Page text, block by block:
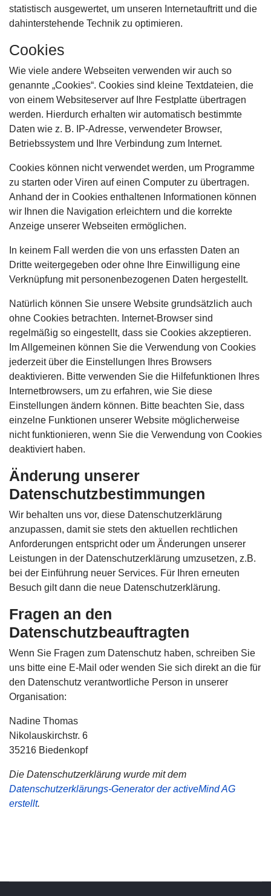
statistisch ausgewertet, um unseren Internetauftritt und die
dahinterstehende Technik zu optimieren.
Cookies
Wie viele andere Webseiten verwenden wir auch so
genannte „Cookies“. Cookies sind kleine Textdateien, die
von einem Websiteserver auf Ihre Festplatte übertragen
werden. Hierdurch erhalten wir automatisch bestimmte
Daten wie z. B. IP-Adresse, verwendeter Browser,
Betriebssystem und Ihre Verbindung zum Internet.
Cookies können nicht verwendet werden, um Programme
zu starten oder Viren auf einen Computer zu übertragen.
Anhand der in Cookies enthaltenen Informationen können
wir Ihnen die Navigation erleichtern und die korrekte
Anzeige unserer Webseiten ermöglichen.
In keinem Fall werden die von uns erfassten Daten an
Dritte weitergegeben oder ohne Ihre Einwilligung eine
Verknüpfung mit personenbezogenen Daten hergestellt.
Natürlich können Sie unsere Website grundsätzlich auch
ohne Cookies betrachten. Internet-Browser sind
regelmäßig so eingestellt, dass sie Cookies akzeptieren.
Im Allgemeinen können Sie die Verwendung von Cookies
jederzeit über die Einstellungen Ihres Browsers
deaktivieren. Bitte verwenden Sie die Hilfefunktionen Ihres
Internetbrowsers, um zu erfahren, wie Sie diese
Einstellungen ändern können. Bitte beachten Sie, dass
einzelne Funktionen unserer Website möglicherweise
nicht funktionieren, wenn Sie die Verwendung von Cookies
deaktiviert haben.
Änderung unserer
Datenschutzbestimmungen
Wir behalten uns vor, diese Datenschutzerklärung
anzupassen, damit sie stets den aktuellen rechtlichen
Anforderungen entspricht oder um Änderungen unserer
Leistungen in der Datenschutzerklärung umzusetzen, z.B.
bei der Einführung neuer Services. Für Ihren erneuten
Besuch gilt dann die neue Datenschutzerklärung.
Fragen an den
Datenschutzbeauftragten
Wenn Sie Fragen zum Datenschutz haben, schreiben Sie
uns bitte eine E-Mail oder wenden Sie sich direkt an die für
den Datenschutz verantwortliche Person in unserer
Organisation:
Nadine Thomas
Nikolauskirchstr. 6
35216 Biedenkopf
Die Datenschutzerklärung wurde mit dem
Datenschutzerklärungs-Generator der activeMind AG
erstellt.